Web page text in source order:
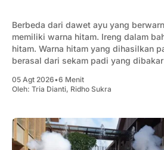
Berbeda dari dawet ayu yang
memiliki warna hitam. Ireng dalam
hitam. Warna hitam yang dihasilkan
berasal dari sekam padi yang
05 Agt 2026•6 Menit
Oleh: Tria Dianti, Ridho Sukra